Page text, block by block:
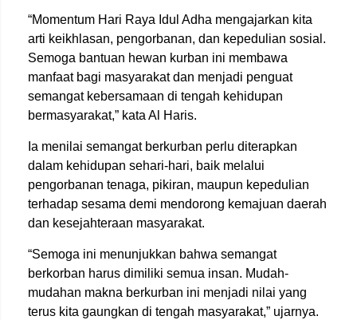
“Momentum Hari Raya Idul Adha mengajarkan kita
arti keikhlasan, pengorbanan, dan kepedulian sosial.
Semoga bantuan hewan kurban ini membawa
manfaat bagi masyarakat dan menjadi penguat
semangat kebersamaan di tengah kehidupan
bermasyarakat,” kata Al Haris.
Ia menilai semangat berkurban perlu diterapkan
dalam kehidupan sehari-hari, baik melalui
pengorbanan tenaga, pikiran, maupun kepedulian
terhadap sesama demi mendorong kemajuan daerah
dan kesejahteraan masyarakat.
“Semoga ini menunjukkan bahwa semangat
berkorban harus dimiliki semua insan. Mudah-
mudahan makna berkurban ini menjadi nilai yang
terus kita gaungkan di tengah masyarakat,” ujarnya.